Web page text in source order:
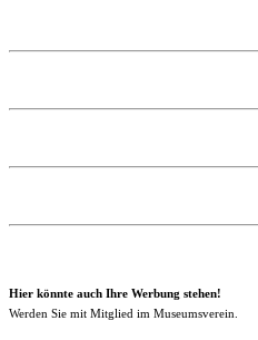
Hier könnte auch Ihre Werbung stehen!
Werden Sie mit Mitglied im Museumsverein.